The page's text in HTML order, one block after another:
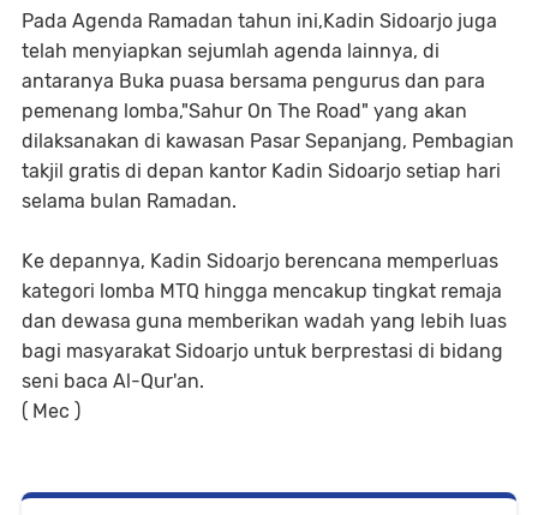
‎Pada ​Agenda Ramadan tahun ini,Kadin Sidoarjo juga
telah menyiapkan sejumlah agenda lainnya, di
antaranya Buka puasa bersama pengurus dan para
pemenang lomba,"Sahur On The Road" yang akan
dilaksanakan di kawasan Pasar Sepanjang, Pembagian
takjil gratis di depan kantor Kadin Sidoarjo setiap hari
selama bulan Ramadan.
‎​Ke depannya, Kadin Sidoarjo berencana memperluas
kategori lomba MTQ hingga mencakup tingkat remaja
dan dewasa guna memberikan wadah yang lebih luas
bagi masyarakat Sidoarjo untuk berprestasi di bidang
seni baca Al-Qur'an.
( Mec )